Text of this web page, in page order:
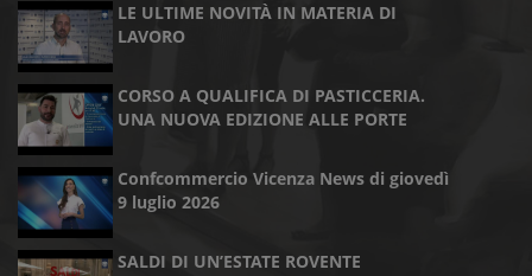
LE ULTIME NOVITÀ IN MATERIA DI
LAVORO
CORSO A QUALIFICA DI PASTICCERIA.
UNA NUOVA EDIZIONE ALLE PORTE
Confcommercio Vicenza News di giovedì
9 luglio 2026
SALDI DI UN’ESTATE ROVENTE